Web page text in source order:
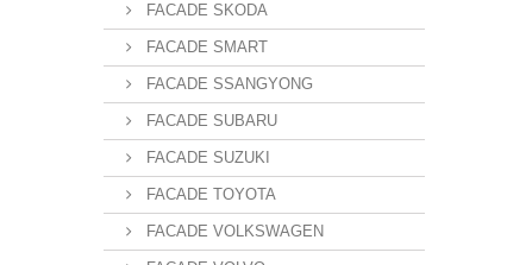
FACADE SKODA
FACADE SMART
FACADE SSANGYONG
FACADE SUBARU
FACADE SUZUKI
FACADE TOYOTA
FACADE VOLKSWAGEN